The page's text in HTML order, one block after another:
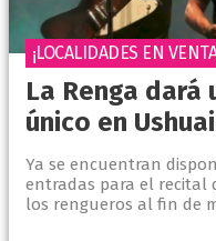
La Renga dará
único en
Ya se encuentran
entradas para el recital
los rengueros al fin de
¡LOCALIDADES EN